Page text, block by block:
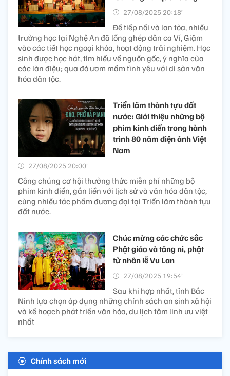
27/08/2025 20:18’
Để tiếp nối và lan tỏa, nhiều
trường học tại Nghệ An đã lồng ghép dân ca Ví, Giặm
vào các tiết học ngoại khóa, hoạt động trải nghiệm. Học
sinh được học hát, tìm hiểu về nguồn gốc, ý nghĩa của
các làn điệu; qua đó ươm mầm tình yêu với di sản văn
hóa dân tộc.
Triển lãm thành tựu đất
nước: Giới thiệu những bộ
phim kinh điển trong hành
trình 80 năm điện ảnh Việt
Nam
27/08/2025 20:00’
Công chúng cơ hội thưởng thức miễn phí những bộ
phim kinh điển, gắn liền với lịch sử và văn hóa dân tộc,
cùng nhiều tác phẩm đương đại tại Triển lãm thành tựu
đất nước.
Chúc mừng các chức sắc
Phật giáo và tăng ni, phật
tử nhân lễ Vu Lan
27/08/2025 19:54’
Sau khi hợp nhất, tỉnh Bắc
Ninh lựa chọn áp dụng những chính sách an sinh xã hội
và kế hoạch phát triển văn hóa, du lịch tâm linh ưu việt
nhất
Chính sách mới